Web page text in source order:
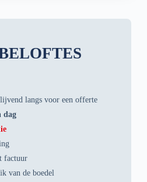
langs voor een offerte
dag
factuur
van de boedel